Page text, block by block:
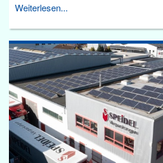
Weiterlesen...